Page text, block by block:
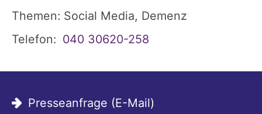
Themen: Social Media, Demenz
Telefon: 040 30620-258
Presseanfrage (E-Mail)